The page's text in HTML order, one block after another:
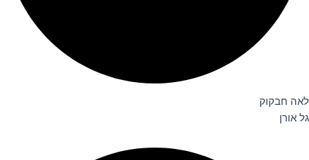
לאה חבקוק
גל אורן